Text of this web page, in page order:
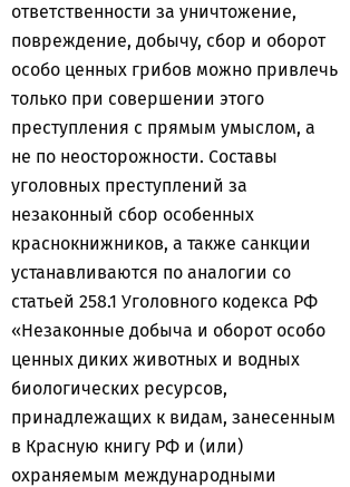
ответственности за уничтожение,
повреждение, добычу, сбор и оборот
особо ценных грибов можно привлечь
только при совершении этого
преступления с прямым умыслом, а
не по неосторожности. Составы
уголовных преступлений за
незаконный сбор особенных
краснокнижников, а также санкции
устанавливаются по аналогии со
статьей 258.1 Уголовного кодекса РФ
«Незаконные добыча и оборот особо
ценных диких животных и водных
биологических ресурсов,
принадлежащих к видам, занесенным
в Красную книгу РФ и (или)
охраняемым международными